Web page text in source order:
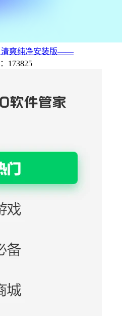
清爽纯净安装版——
173825